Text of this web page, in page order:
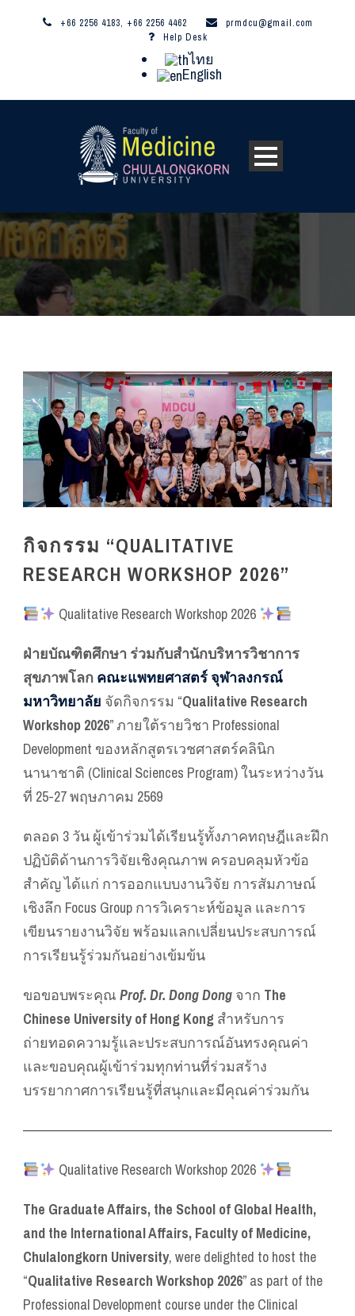
+66 2256 4183, +66 2256 4462
prmdcu@gmail.com
Help Desk
ไทย
English
กิจกรรม “QUALITATIVE
RESEARCH WORKSHOP 2026”
Qualitative Research Workshop 2026
ฝ่ายบัณฑิตศึกษา ร่วมกับสำนักบริหารวิชาการ
สุขภาพโลก คณะแพทยศาสตร์ จุฬาลงกรณ์
มหาวิทยาลัย จัดกิจกรรม “Qualitative Research
Workshop 2026” ภายใต้รายวิชา Professional
Development ของหลักสูตรเวชศาสตร์คลินิก
นานาชาติ (Clinical Sciences Program) ในระหว่างวัน
ที่ 25-27 พฤษภาคม 2569
ตลอด 3 วัน ผู้เข้าร่วมได้เรียนรู้ทั้งภาคทฤษฎีและฝึก
ปฏิบัติด้านการวิจัยเชิงคุณภาพ ครอบคลุมหัวข้อ
สำคัญ ได้แก่ การออกแบบงานวิจัย การสัมภาษณ์
เชิงลึก Focus Group การวิเคราะห์ข้อมูล และการ
เขียนรายงานวิจัย พร้อมแลกเปลี่ยนประสบการณ์
การเรียนรู้ร่วมกันอย่างเข้มข้น
ขอขอบพระคุณ Prof. Dr. Dong Dong จาก The
Chinese University of Hong Kong สำหรับการ
ถ่ายทอดความรู้และประสบการณ์อันทรงคุณค่า
และขอบคุณผู้เข้าร่วมทุกท่านที่ร่วมสร้าง
บรรยากาศการเรียนรู้ที่สนุกและมีคุณค่าร่วมกัน
Qualitative Research Workshop 2026
The Graduate Affairs, the School of Global Health,
and the International Affairs, Faculty of Medicine,
Chulalongkorn University, were delighted to host the
“Qualitative Research Workshop 2026” as part of the
Professional Development course under the Clinical